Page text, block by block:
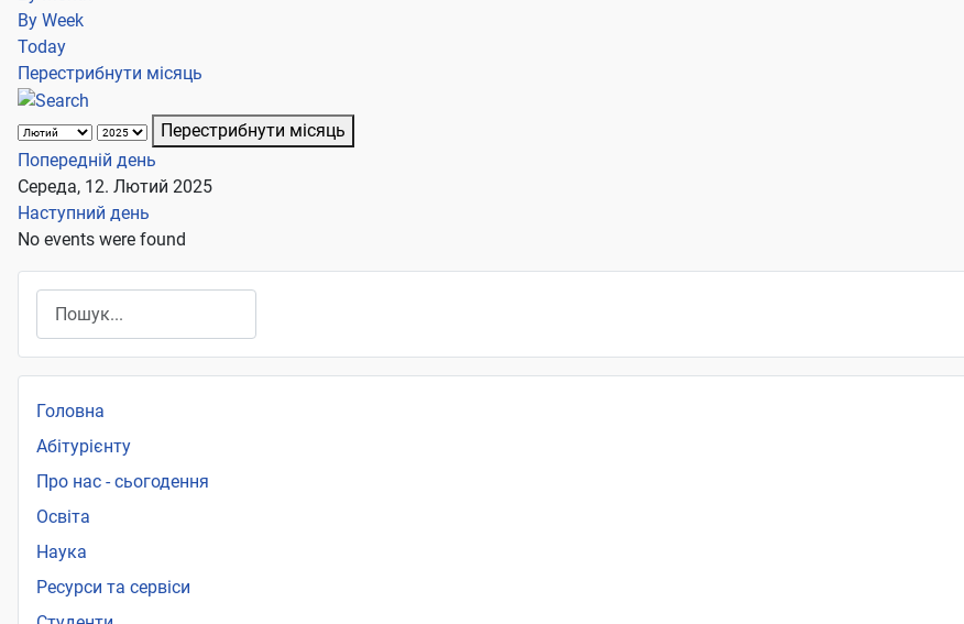
By Week
Today
Перестрибнути місяць
Перестрибнути місяць
Попередній день
Середа, 12. Лютий 2025
Наступний день
No events were found
Головна
Абітурієнту
Про нас - сьогодення
Освіта
Наука
Ресурси та сервіси